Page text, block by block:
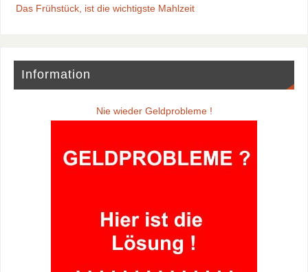
Das Frühstück, ist die wichtigste Mahlzeit
Information
Nie wieder Geldprobleme !